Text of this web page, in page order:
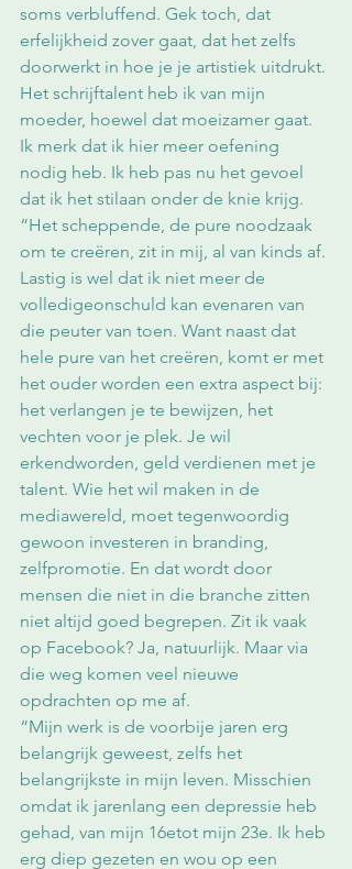
soms verbluffend. Gek toch, dat
erfelijkheid zover gaat, dat het zelfs
doorwerkt in hoe je je artistiek uitdrukt.
Het schrijftalent heb ik van mijn
moeder, hoewel dat moeizamer gaat.
Ik merk dat ik hier meer oefening
nodig heb. Ik heb pas nu het gevoel
dat ik het stilaan onder de knie krijg.
“Het scheppende, de pure noodzaak
om te creëren, zit in mij, al van kinds af.
Lastig is wel dat ik niet meer de
volledigeonschuld kan evenaren van
die peuter van toen. Want naast dat
hele pure van het creëren, komt er met
het ouder worden een extra aspect bij:
het verlangen je te bewijzen, het
vechten voor je plek. Je wil
erkendworden, geld verdienen met je
talent. Wie het wil maken in de
mediawereld, moet tegenwoordig
gewoon investeren in branding,
zelfpromotie. En dat wordt door
mensen die niet in die branche zitten
niet altijd goed begrepen. Zit ik vaak
op Facebook? Ja, natuurlijk. Maar via
die weg komen veel nieuwe
opdrachten op me af.
“Mijn werk is de voorbije jaren erg
belangrijk geweest, zelfs het
belangrijkste in mijn leven. Misschien
omdat ik jarenlang een depressie heb
gehad, van mijn 16etot mijn 23e. Ik heb
erg diep gezeten en wou op een